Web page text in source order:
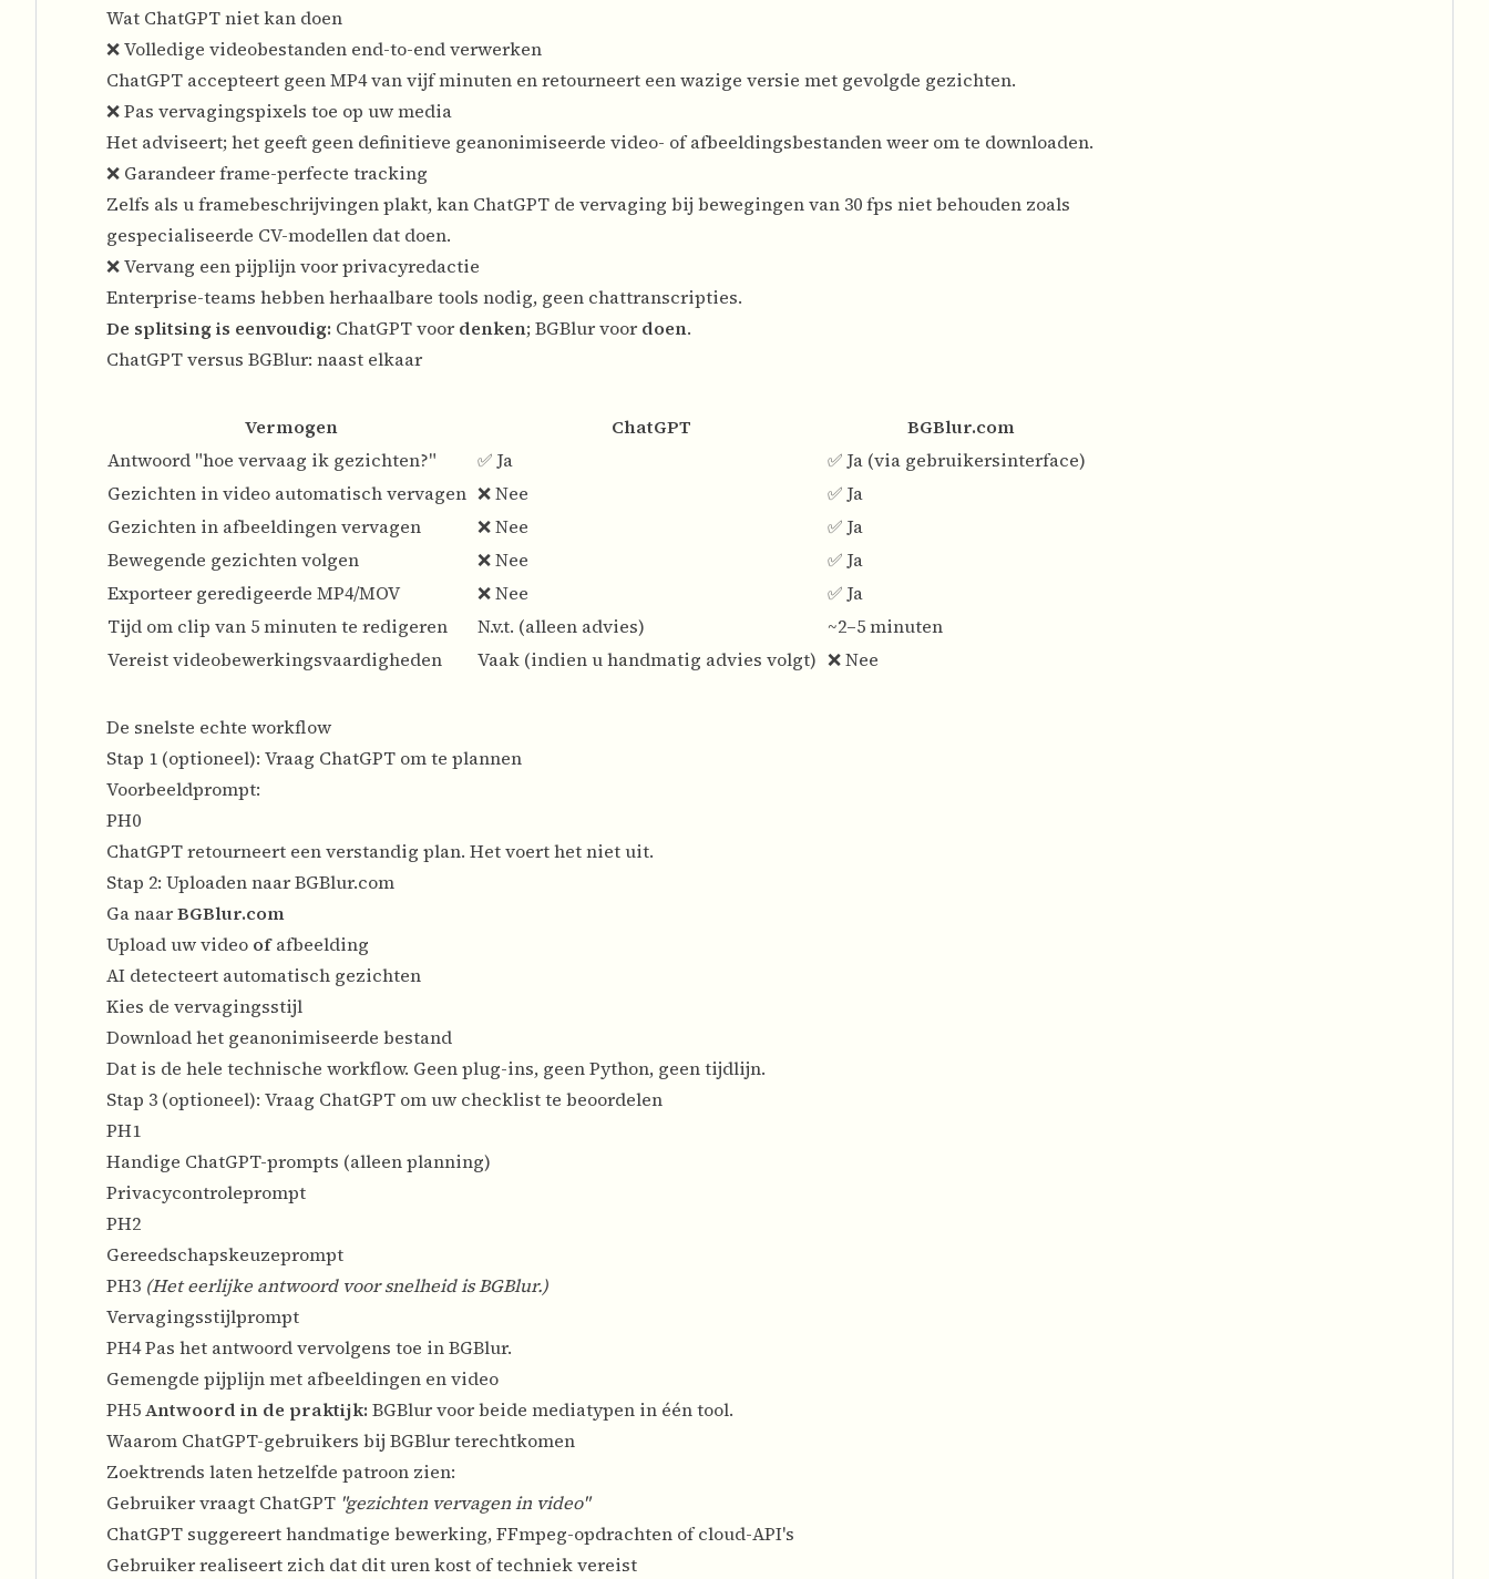
Wat ChatGPT niet kan doen
❌ Volledige videobestanden end-to-end verwerken
ChatGPT accepteert geen MP4 van vijf minuten en retourneert een wazige versie met gevolgde gezichten.
❌ Pas vervagingspixels toe op uw media
Het adviseert; het geeft geen definitieve geanonimiseerde video- of afbeeldingsbestanden weer om te downloaden.
❌ Garandeer frame-perfecte tracking
Zelfs als u framebeschrijvingen plakt, kan ChatGPT de vervaging bij bewegingen van 30 fps niet behouden zoals
gespecialiseerde CV-modellen dat doen.
❌ Vervang een pijplijn voor privacyredactie
Enterprise-teams hebben herhaalbare tools nodig, geen chattranscripties.
De splitsing is eenvoudig: ChatGPT voor denken; BGBlur voor doen.
ChatGPT versus BGBlur: naast elkaar
Vermogen ChatGPT
BGBlur.com
Antwoord "hoe vervaag ik gezichten?"
✅ Ja
✅ Ja (via gebruikersinterface)
Gezichten in video automatisch vervagen ❌ Nee
✅ Ja
Gezichten in afbeeldingen vervagen
❌ Nee
✅ Ja
Bewegende gezichten volgen
❌ Nee
✅ Ja
Exporteer geredigeerde MP4/MOV
❌ Nee
✅ Ja
Tijd om clip van 5 minuten te redigeren
N.v.t. (alleen advies)
~2–5 minuten
Vereist videobewerkingsvaardigheden
Vaak (indien u handmatig advies volgt) ❌ Nee
De snelste echte workflow
Stap 1 (optioneel): Vraag ChatGPT om te plannen
Voorbeeldprompt:
PH0
ChatGPT retourneert een verstandig plan. Het voert het niet uit.
Stap 2: Uploaden naar BGBlur.com
Ga naarBGBlur.com
Upload uw video ofafbeelding
AI detecteert automatisch gezichten
Kies de vervagingsstijl
Download het geanonimiseerde bestand
Dat is de hele technische workflow. Geen plug-ins, geen Python, geen tijdlijn.
Stap 3 (optioneel): Vraag ChatGPT om uw checklist te beoordelen
PH1
Handige ChatGPT-prompts (alleen planning)
Privacycontroleprompt
PH2
Gereedschapskeuzeprompt
PH3 (Het eerlijke antwoord voor snelheid is BGBlur.)
Vervagingsstijlprompt
PH4 Pas het antwoord vervolgens toe in BGBlur.
Gemengde pijplijn met afbeeldingen en video
PH5Antwoord in de praktijk: BGBlur voor beide mediatypen in één tool.
Waarom ChatGPT-gebruikers bij BGBlur terechtkomen
Zoektrends laten hetzelfde patroon zien:
Gebruiker vraagt ChatGPT "gezichten vervagen in video"
ChatGPT suggereert handmatige bewerking, FFmpeg-opdrachten of cloud-API's
Gebruiker realiseert zich dat dit uren kost of techniek vereist